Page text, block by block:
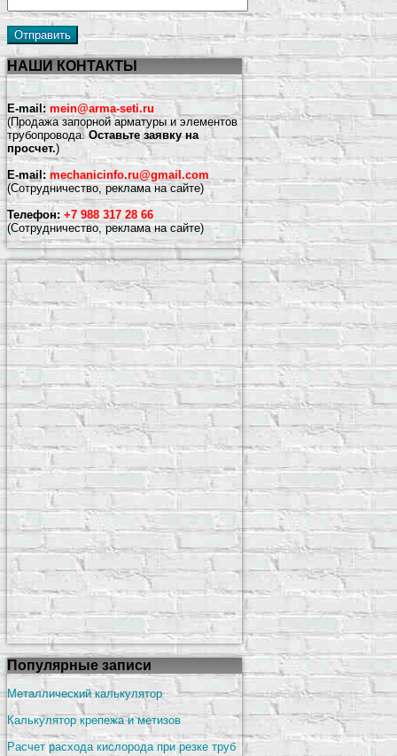
НАШИ КОНТАКТЫ
E-mail: mein@arma-seti.ru
(Продажа запорной арматуры и элементов
трубопровода.Оставьте заявку на
просчет.)
E-mail: mechanicinfo.ru@gmail.com
(Сотрудничество, реклама на сайте)
Телефон: +7 988 317 28 66
(Сотрудничество, реклама на сайте)
Популярные записи
Металлический калькулятор
Калькулятор крепежа и метизов
Расчет расхода кислорода при резке труб